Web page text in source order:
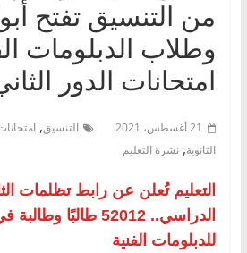
من التنسيق تفتح
وطلاب الدبلومات
امتحانات الدور
21 أغسطس، 2021 التنسيق,
الثانوية, نشرة التعليم
التعليم تُعلن عن رابط تظلمات
الدراسي.. 52012 طالبًا
للدبلومات الفنية